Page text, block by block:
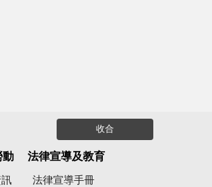
收合
動 法律宣導及教育
法律宣導手冊